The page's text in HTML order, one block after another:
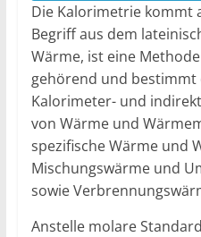
Die Kalorimetrie kommt
Begriff aus dem
Wärme, ist eine
gehörend und
Kalorimeter- und
von Wärme und
spezifische Wärme und
Mischungswärme und
sowie
Anstelle molare